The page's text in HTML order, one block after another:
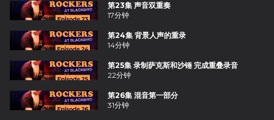
第23集 声音双重奏
17分钟
第24集 背景人声的重录
14分钟
第25集 录制萨克斯和沙锤 完成重叠录音
22分钟
第26集 混音第一部分
31分钟